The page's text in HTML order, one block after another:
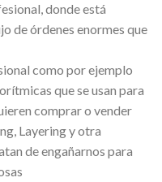
donde está
de órdenes enormes que
como por ejemplo
que se usan para
comprar o vender
Layering y otra
de engañarnos para